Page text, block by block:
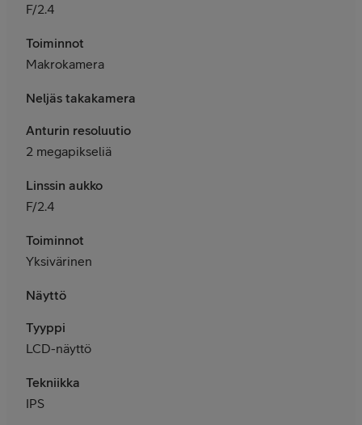
F/2.4
Toiminnot
Makrokamera
Neljäs takakamera
Anturin resoluutio
2 megapikseliä
Linssin aukko
F/2.4
Toiminnot
Yksivärinen
Näyttö
Tyyppi
LCD-näyttö
Tekniikka
IPS